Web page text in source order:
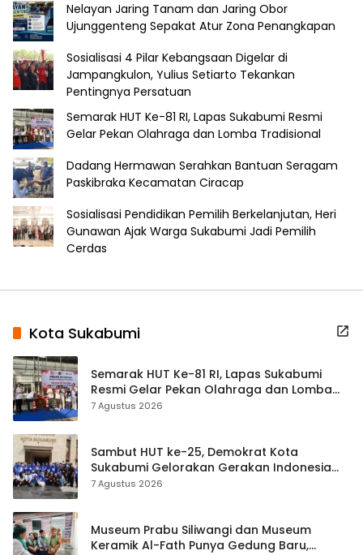
Nelayan Jaring Tanam dan Jaring Obor
Ujunggenteng Sepakat Atur Zona Penangkapan
Sosialisasi 4 Pilar Kebangsaan Digelar di
Jampangkulon, Yulius Setiarto Tekankan
Pentingnya Persatuan
Semarak HUT Ke-81 RI, Lapas Sukabumi Resmi
Gelar Pekan Olahraga dan Lomba Tradisional
Dadang Hermawan Serahkan Bantuan Seragam
Paskibraka Kecamatan Ciracap
Sosialisasi Pendidikan Pemilih Berkelanjutan, Heri
Gunawan Ajak Warga Sukabumi Jadi Pemilih
Cerdas
Kota Sukabumi
Semarak HUT Ke-81 RI, Lapas Sukabumi
Resmi Gelar Pekan Olahraga dan Lomba
Tradisional
7 Agustus 2026
Sambut HUT ke-25, Demokrat Kota
Sukabumi Gelorakan Gerakan Indonesia
ASRI Lewat Aksi Bersih Masjid Agung
7 Agustus 2026
Museum Prabu Siliwangi dan Museum
Keramik Al-Fath Punya Gedung Baru,